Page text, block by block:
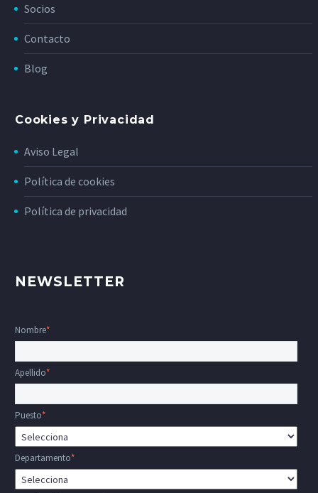
Socios
Contacto
Blog
Cookies y Privacidad
Aviso Legal
Política de cookies
Política de privacidad
NEWSLETTER
Nombre*
Apellido*
Puesto*
Departamento*